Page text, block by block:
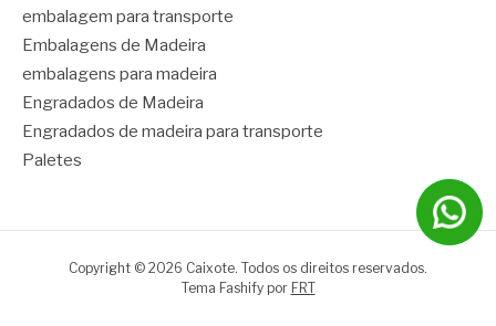
embalagem para transporte
Embalagens de Madeira
embalagens para madeira
Engradados de Madeira
Engradados de madeira para transporte
Paletes
Copyright © 2026 Caixote. Todos os direitos reservados.
Tema Fashify por FRT